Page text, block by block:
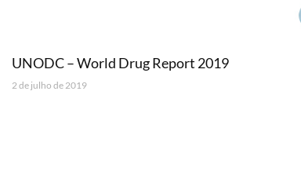
UNODC – World Drug Report 2019
2 de julho de 2019